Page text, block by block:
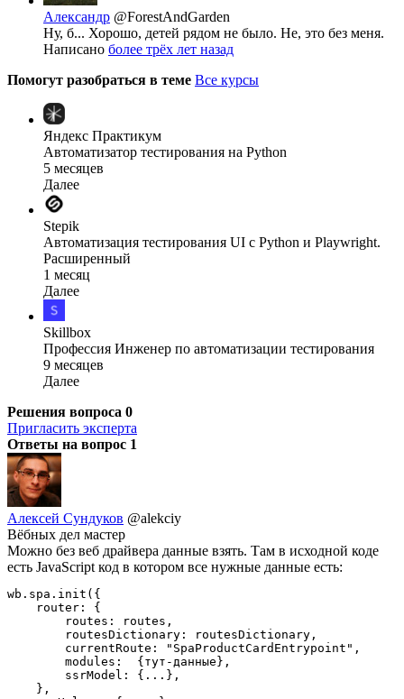
Александр @ForestAndGarden
Ну, б... Хорошо, детей рядом не было. Не, это без меня.
Написано более трёх лет назад
Помогут разобраться в теме Все курсы
Яндекс Практикум
Автоматизатор тестирования на Python
5 месяцев
Далее
Stepik
Автоматизация тестирования UI с Python и Playwright.
Расширенный
1 месяц
Далее
Skillbox
Профессия Инженер по автоматизации тестирования
9 месяцев
Далее
Решения вопроса 0
Пригласить эксперта
Ответы на вопрос 1
Алексей Сундуков @alekciy
Вёбных дел мастер
Можно без веб драйвера данные взять. Там в исходной коде
есть JavaScript код в котором все нужные данные есть:
wb.spa.init({
    router: {
        routes: routes,
        routesDictionary: routesDictionary,
        currentRoute: "SpaProductCardEntrypoint",
        modules:  {тут-данные},
        ssrModel: {...},
    },